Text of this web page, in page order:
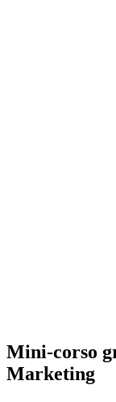
Mini-corso
Marketing